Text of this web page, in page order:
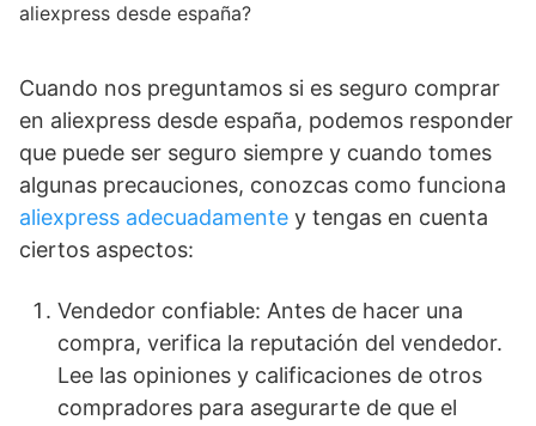
aliexpress desde españa?
Cuando nos preguntamos si es seguro comprar
en aliexpress desde españa, podemos responder
que puede ser seguro siempre y cuando tomes
algunas precauciones, conozcas como funciona
aliexpress adecuadamente y tengas en cuenta
ciertos aspectos:
Vendedor confiable: Antes de hacer una
compra, verifica la reputación del vendedor.
Lee las opiniones y calificaciones de otros
compradores para asegurarte de que el